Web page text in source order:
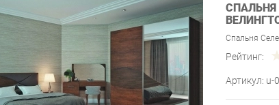
СПАЛЬНЯ
Спальня
Рейтинг:
Артикул: u-